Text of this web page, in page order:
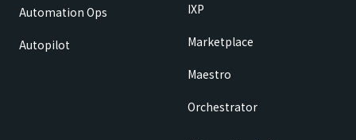
Automation Ops
Autopilot
IXP
Marketplace
Maestro
Orchestrator